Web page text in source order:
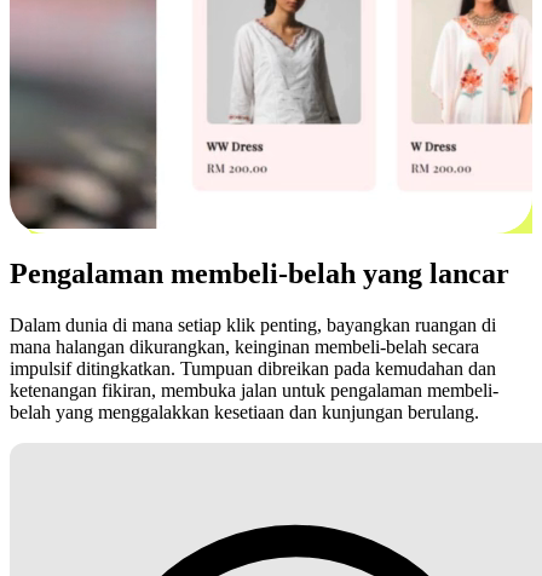
Pengalaman membeli-belah yang lancar
Dalam dunia di mana setiap klik penting, bayangkan ruangan di
mana halangan dikurangkan, keinginan membeli-belah secara
impulsif ditingkatkan. Tumpuan dibreikan pada kemudahan dan
ketenangan fikiran, membuka jalan untuk pengalaman membeli-
belah yang menggalakkan kesetiaan dan kunjungan berulang.